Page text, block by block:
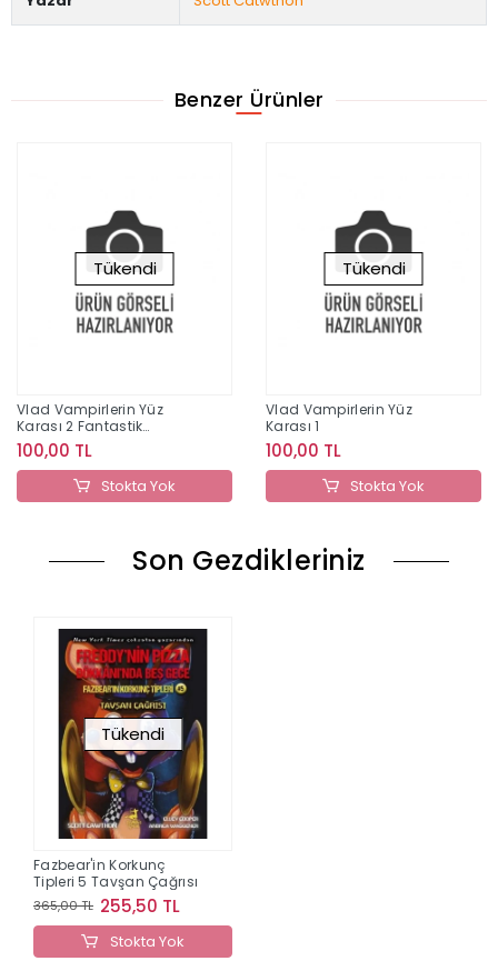
Benzer Ürünler
Tükendi
Vlad Vampirlerin Yüz
Karası 2 Fantastik
Arkadaşlar
100,00 TL
Stokta Yok
Tükendi
Vlad Vampirlerin Yüz
Karası 1
100,00 TL
Stokta Yok
Son Gezdikleriniz
Tükendi
Fazbear'in Korkunç
Tipleri 5 Tavşan Çağrısı
365,00 TL 255,50 TL
Stokta Yok